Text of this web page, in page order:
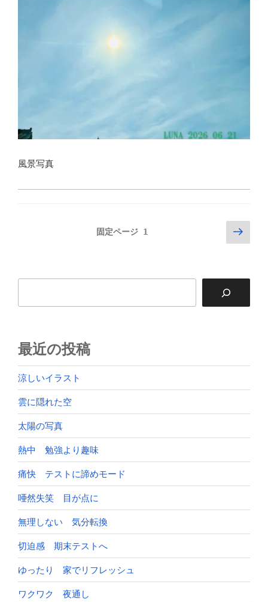
風景写真
ペ
り
固定ページ 1
次
の
ー
最近の投稿
涼しいイラスト
雲に隠れた空
太陽の写真
熱中 勉強より趣味
痛快 テストに諦めモード
唖然失笑 目が点に
無理しない 気分転換
切迫感 期末テストへ
ゆったり 家でリフレッシュ
ワクワク 夜通し